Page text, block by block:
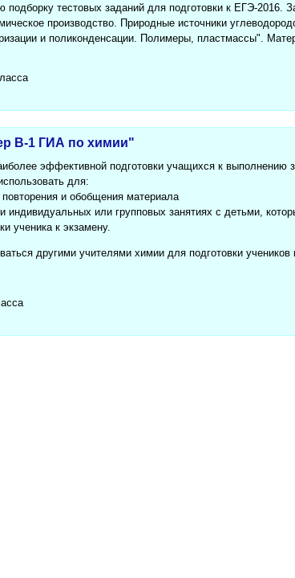
тестовых заданий для подготовки к ЕГЭ-2016.
производство. Природные источники
и поликонденсации. Полимеры, пластмассы".
В-1 ГИА по химии"
эффективной подготовки учащихся к выполнению
для:
повторения и обобщения материала
индивидуальных или групповых занятиях с детьми,
ученика к экзамену.
другими учителями химии для подготовки учеников